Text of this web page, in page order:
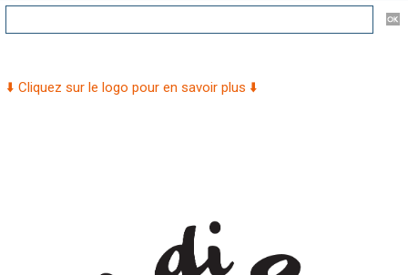
⬇️ Cliquez sur le logo pour en savoir plus ⬇️